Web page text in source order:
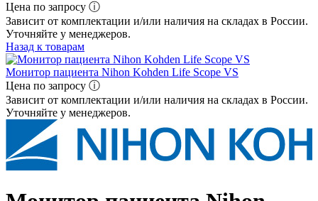
Цена по запросу ⓘ
Зависит от комплектации и/или наличия на складах в России.
Уточняйте у менеджеров.
Назад к товарам
Монитор пациента Nihon Kohden Life Scope VS
Цена по запросу ⓘ
Зависит от комплектации и/или наличия на складах в России.
Уточняйте у менеджеров.